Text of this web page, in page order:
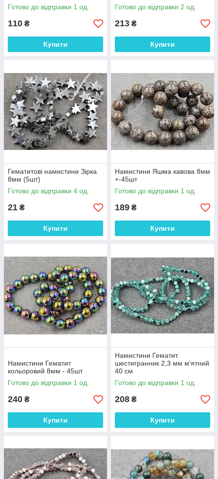
Готово до відправки 1 од.
110 ₴
Купити
Готово до відправки 2 од.
213 ₴
Купити
Гематитові намистини Зірка
8мм (5шт)
Готово до відправки 4 од.
21 ₴
Купити
Намистини Яшма кавова 8мм
+-45шт
Готово до відправки 1 од.
189 ₴
Купити
Намистини Гематит
кольоровий 8мм - 45шт
Готово до відправки 1 од.
240 ₴
Купити
Намистини Гематит
шестигранник 2,3 мм м'ятний
40 см
Готово до відправки 1 од.
208 ₴
Купити